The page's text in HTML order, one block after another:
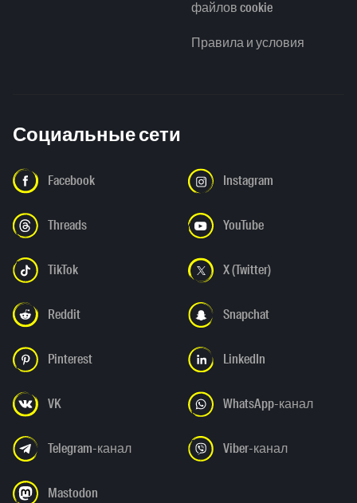
файлов cookie
Правила и условия
Социальные сети
Facebook Instagram
Threads YouTube
TikTok X (Twitter)
Reddit Snapchat
Pinterest LinkedIn
VK WhatsApp-канал
Telegram-канал Viber-канал
Mastodon